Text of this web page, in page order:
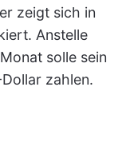
zeigt sich in
Anstelle
solle sein
zahlen.